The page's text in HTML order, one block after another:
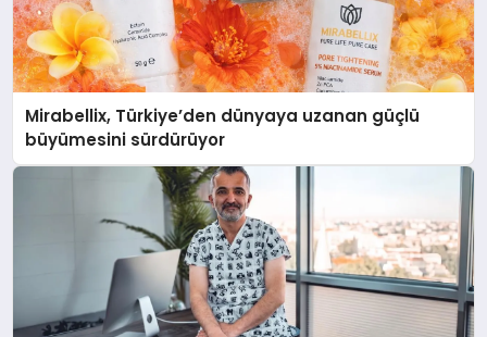
Mirabellix, Türkiye’den dünyaya uzanan güçlü
büyümesini sürdürüyor